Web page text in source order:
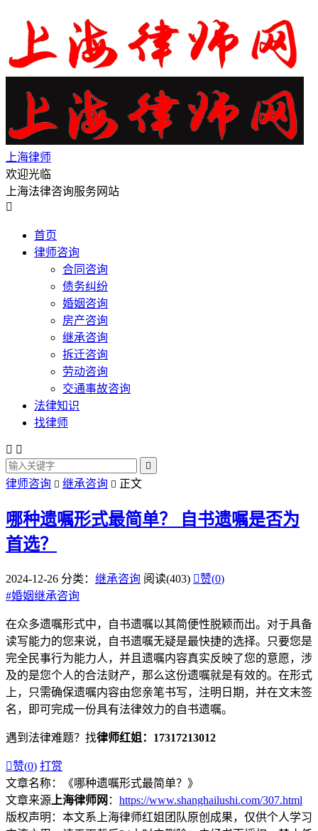
上海律师
欢迎光临
上海法律咨询服务网站

首页
律师咨询
合同咨询
债务纠纷
婚姻咨询
房产咨询
继承咨询
拆迁咨询
劳动咨询
交通事故咨询
法律知识
找律师
 

律师咨询  继承咨询  正文
哪种遗嘱形式最简单？
自书遗嘱是否为
首选？
2024-12-26 分类： 继承咨询 阅读(403) 赞(0)
#婚姻继承咨询
在众多遗嘱形式中，自书遗嘱以其简便性脱颖而出。对于具备
读写能力的您来说，自书遗嘱无疑是最快捷的选择。只要您是
完全民事行为能力人，并且遗嘱内容真实反映了您的意愿，涉
及的是您个人的合法财产，那么这份遗嘱就是有效的。在形式
上，只需确保遗嘱内容由您亲笔书写，注明日期，并在文末签
名，即可完成一份具有法律效力的自书遗嘱。
遇到法律难题？找律师红姐：17317213012
赞(0) 打赏
文章名称：《哪种遗嘱形式最简单？》
文章来源 上海律师网 ： https://www.shanghailushi.com/307.html
版权声明：本文系上海律师红姐团队原创成果，仅供个人学习